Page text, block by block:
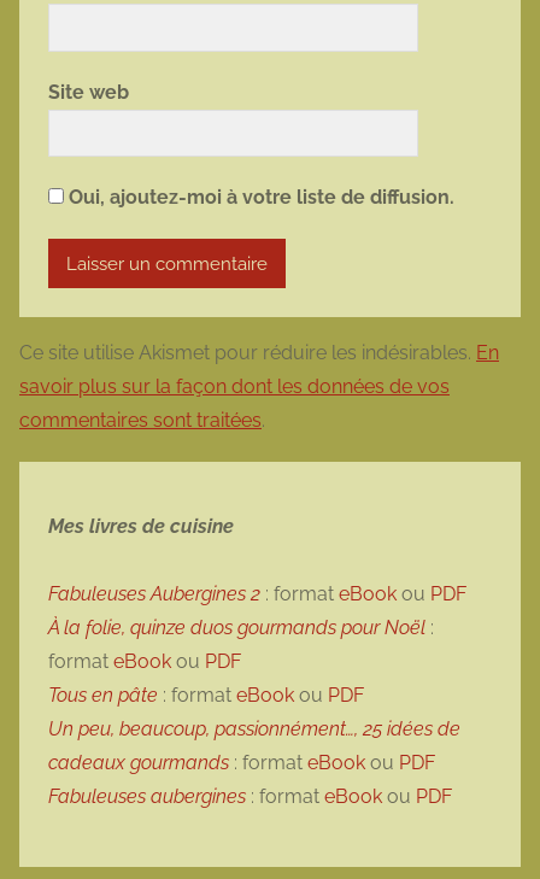
Site web
Oui, ajoutez-moi à votre liste de diffusion.
Ce site utilise Akismet pour réduire les indésirables. En
savoir plus sur la façon dont les données de vos
commentaires sont traitées.
Mes livres de cuisine
Fabuleuses Aubergines 2 : format eBook ou PDF
À la folie, quinze duos gourmands pour Noël :
format eBook ou PDF
Tous en pâte : format eBook ou PDF
Un peu, beaucoup, passionnément…, 25 idées de
cadeaux gourmands : format eBook ou PDF
Fabuleuses aubergines : format eBook ou PDF